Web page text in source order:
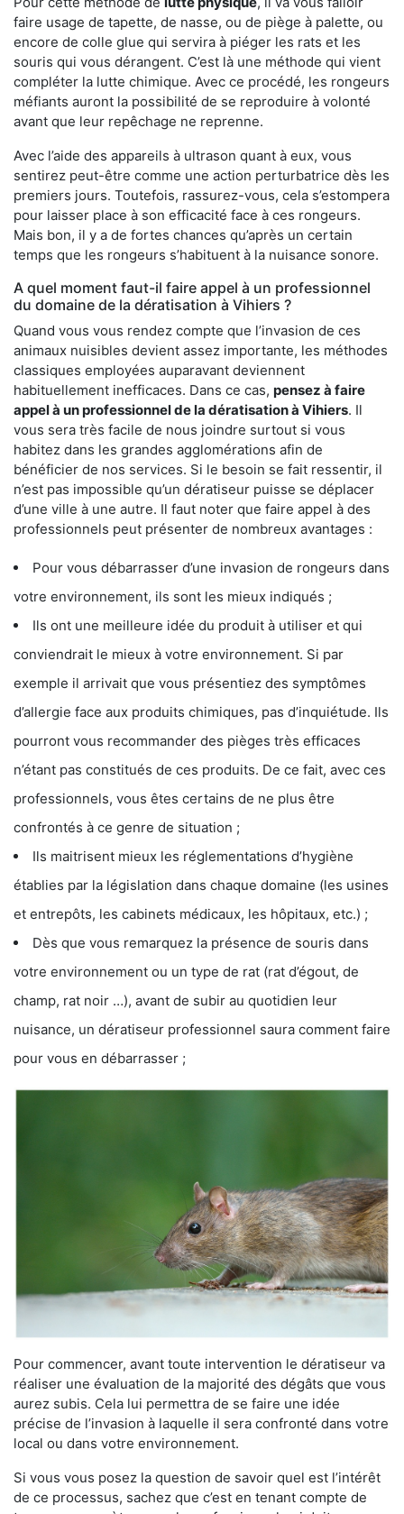
faire usage de tapette, de nasse, ou de piège à palette, ou
encore de colle glue qui servira à piéger les rats et les
souris qui vous dérangent. C’est là une méthode qui vient
compléter la lutte chimique. Avec ce procédé, les rongeurs
méfiants auront la possibilité de se reproduire à volonté
avant que leur repêchage ne reprenne.
Avec l’aide des appareils à ultrason quant à eux, vous
sentirez peut-être comme une action perturbatrice dès les
premiers jours. Toutefois, rassurez-vous, cela s’estompera
pour laisser place à son efficacité face à ces rongeurs.
Mais bon, il y a de fortes chances qu’après un certain
temps que les rongeurs s’habituent à la nuisance sonore.
A quel moment faut-il faire appel à un professionnel
du domaine de la dératisation à Vihiers ?
Quand vous vous rendez compte que l’invasion de ces
animaux nuisibles devient assez importante, les méthodes
classiques employées auparavant deviennent
habituellement inefficaces. Dans ce cas, pensez à faire
appel à un professionnel de la dératisation à Vihiers. Il
vous sera très facile de nous joindre surtout si vous
habitez dans les grandes agglomérations afin de
bénéficier de nos services. Si le besoin se fait ressentir, il
n’est pas impossible qu’un dératiseur puisse se déplacer
d’une ville à une autre. Il faut noter que faire appel à des
professionnels peut présenter de nombreux avantages :
Pour vous débarrasser d’une invasion de rongeurs dans
votre environnement, ils sont les mieux indiqués ;
Ils ont une meilleure idée du produit à utiliser et qui
conviendrait le mieux à votre environnement. Si par
exemple il arrivait que vous présentiez des symptômes
d’allergie face aux produits chimiques, pas d’inquiétude. Ils
pourront vous recommander des pièges très efficaces
n’étant pas constitués de ces produits. De ce fait, avec ces
professionnels, vous êtes certains de ne plus être
confrontés à ce genre de situation ;
Ils maitrisent mieux les réglementations d’hygiène
établies par la législation dans chaque domaine (les usines
et entrepôts, les cabinets médicaux, les hôpitaux, etc.) ;
Dès que vous remarquez la présence de souris dans
votre environnement ou un type de rat (rat d’égout, de
champ, rat noir …), avant de subir au quotidien leur
nuisance, un dératiseur professionnel saura comment faire
pour vous en débarrasser ;
Pour commencer, avant toute intervention le dératiseur va
réaliser une évaluation de la majorité des dégâts que vous
aurez subis. Cela lui permettra de se faire une idée
précise de l’invasion à laquelle il sera confronté dans votre
local ou dans votre environnement.
Si vous vous posez la question de savoir quel est l’intérêt
de ce processus, sachez que c’est en tenant compte de